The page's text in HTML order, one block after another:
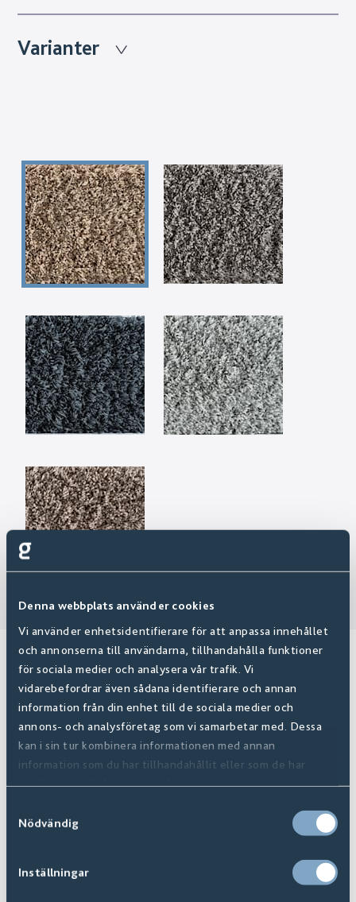
Denna webbplats använder cookies
Vi använder enhetsidentifierare för att anpassa innehållet
och annonserna till användarna, tillhandahålla funktioner
för sociala medier och analysera vår trafik. Vi
vidarebefordrar även sådana identifierare och annan
information från din enhet till de sociala medier och
annons- och analysföretag som vi samarbetar med. Dessa
kan i sin tur kombinera informationen med annan
information som du har tillhandahållit eller som de har
samlat in när du har använt deras tjänster.
Nödvändig
Inställningar
Varianter
TEKSTILGULV
Myke gulv i form av et vegg-til-vegg-teppe eller en
gulvmatte i valgfrie mål med kanter. Tepper i ulike
kvaliteter og stiler som ull, sisal og myk velur varmer